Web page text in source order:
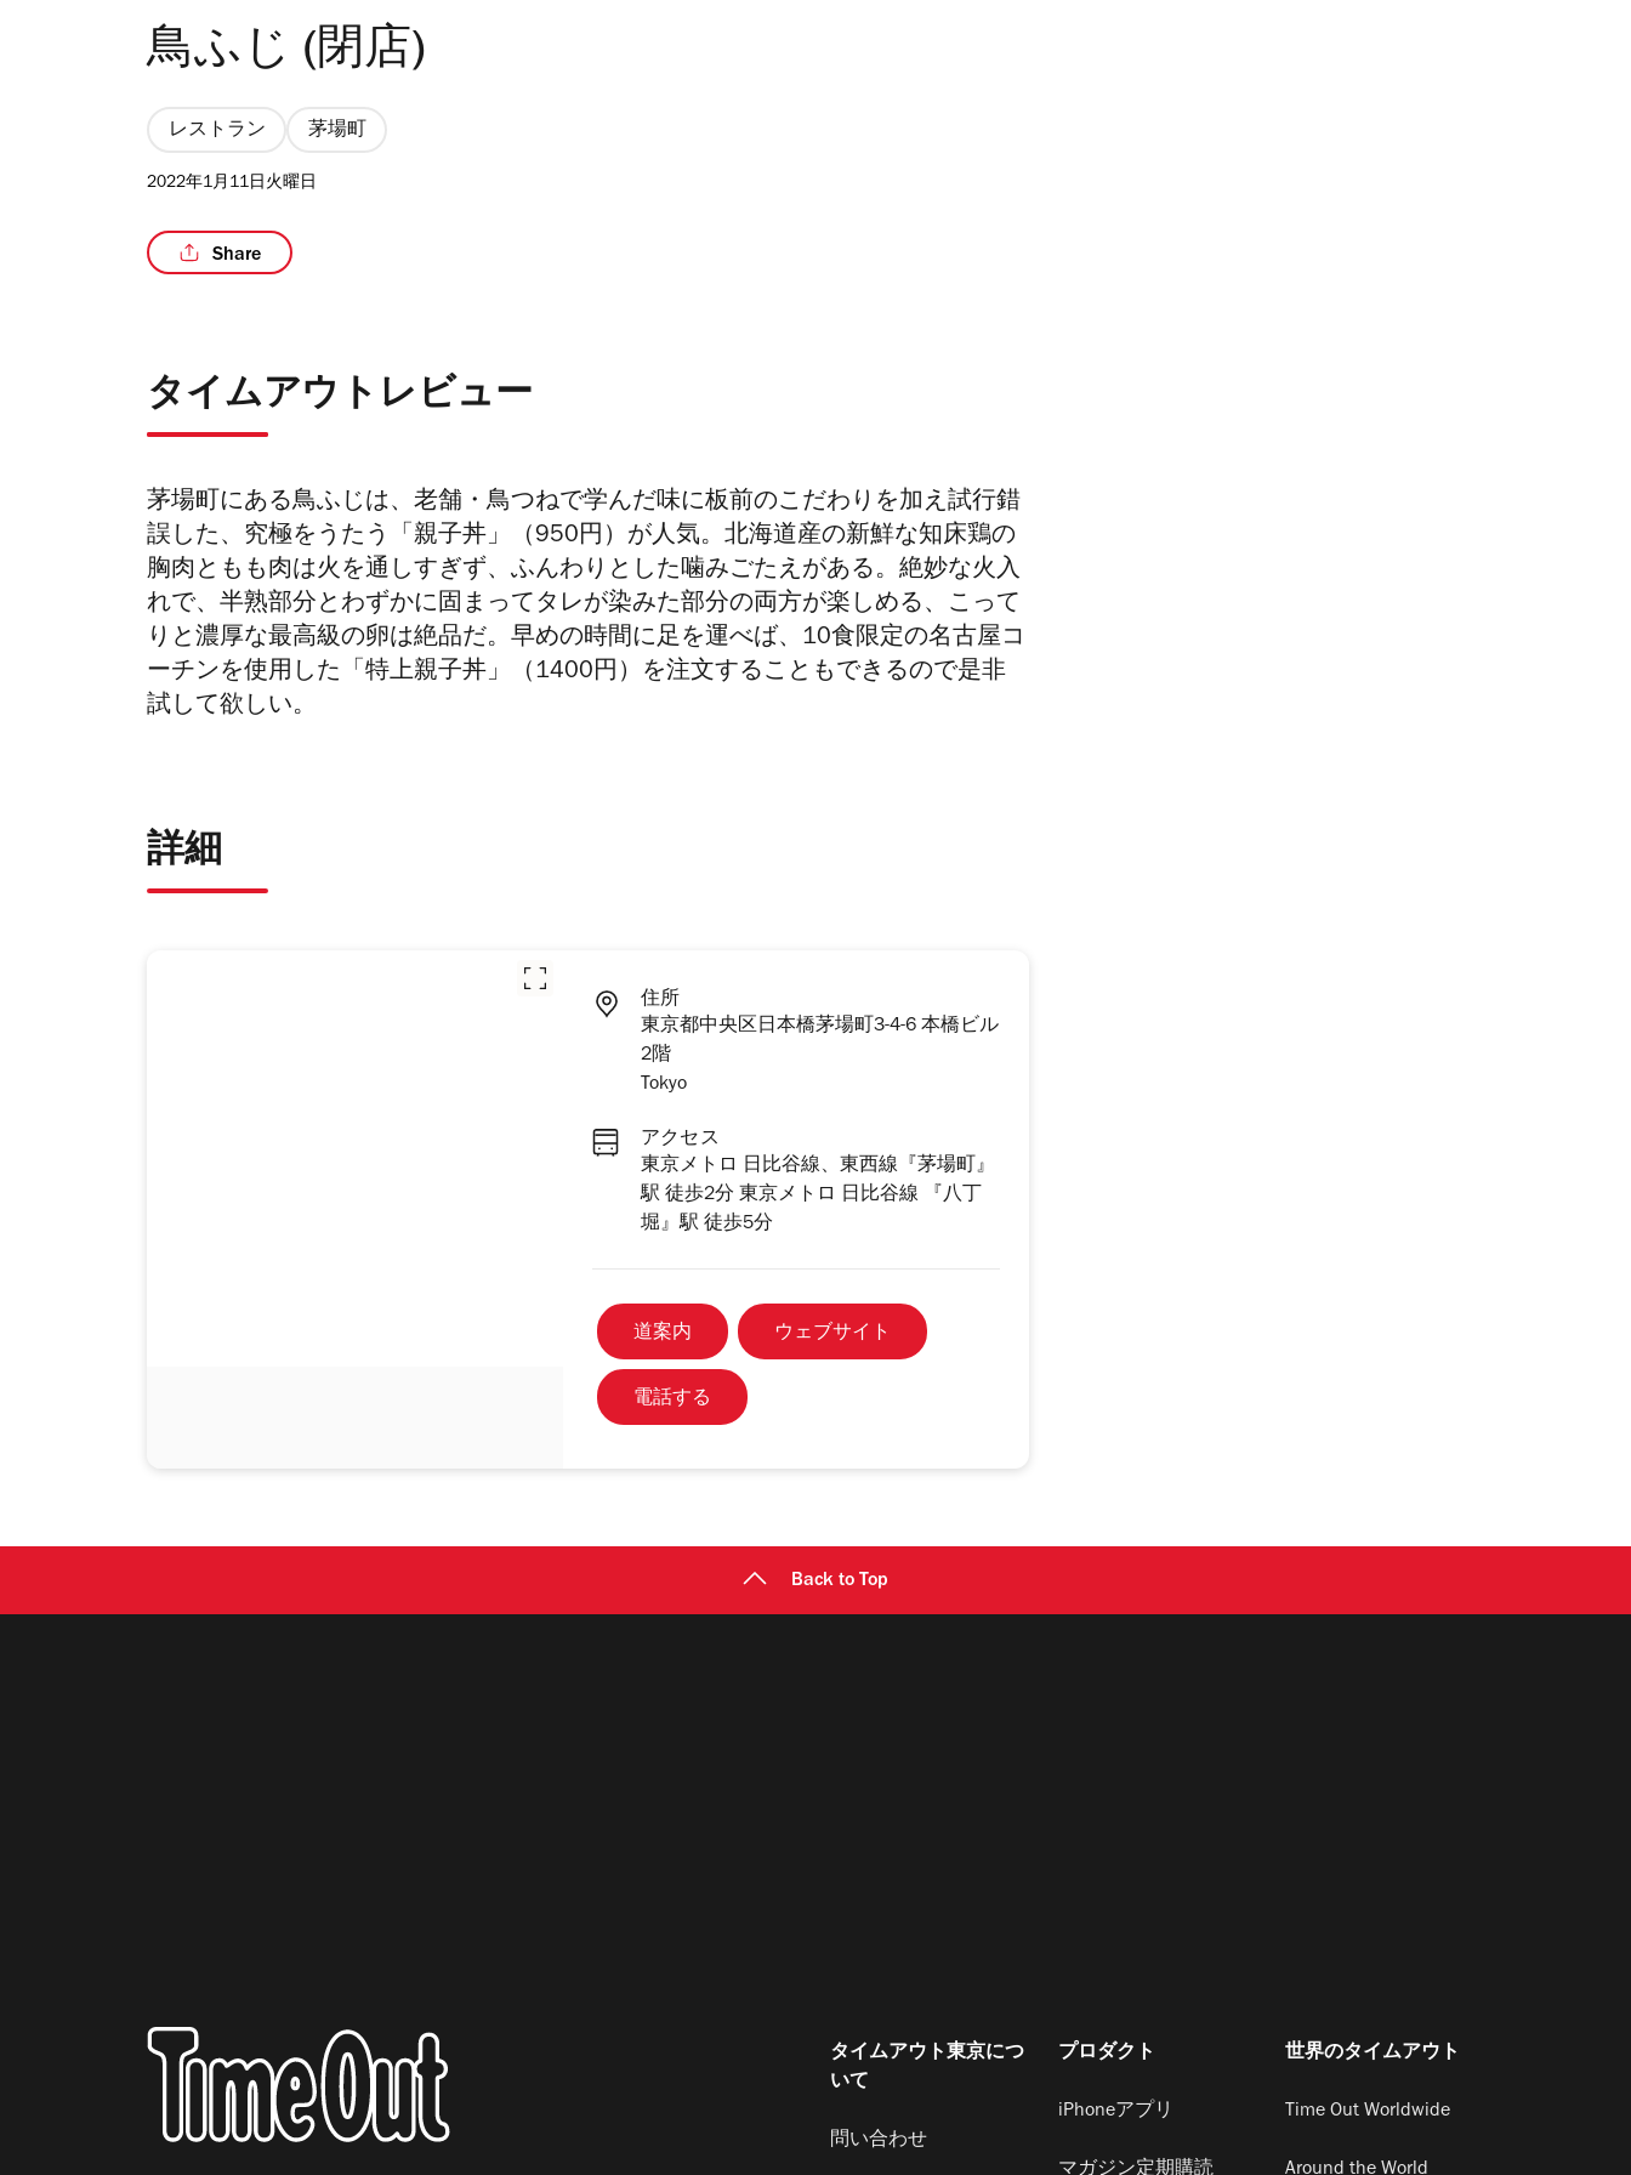
鳥ふじ (閉店)
レストラン 茅場町
2022年1月11日火曜日
Share
タイムアウトレビュー
茅場町にある鳥ふじは、老舗・鳥つねで学んだ味に板前のこだわりを加え試行錯
誤した、究極をうたう「親子丼」（950円）が人気。北海道産の新鮮な知床鶏の
胸肉ともも肉は火を通しすぎず、ふんわりとした噛みごたえがある。絶妙な火入
れで、半熟部分とわずかに固まってタレが染みた部分の両方が楽しめる、こって
りと濃厚な最高級の卵は絶品だ。早めの時間に足を運べば、10食限定の名古屋コ
ーチンを使用した「特上親子丼」（1400円）を注文することもできるので是非
試して欲しい。
詳細
住所
東京都中央区日本橋茅場町3-4-6 本橋ビル
2階
Tokyo
アクセス
東京メトロ 日比谷線、東西線『茅場町』
駅 徒歩2分 東京メトロ 日比谷線 『八丁
堀』駅 徒歩5分
道案内 ウェブサイト
電話する
Back to Top
タイムアウト東京につ
いて
問い合わせ
プロダクト
iPhoneアプリ
マガジン定期購読
世界のタイムアウト
Time Out Worldwide
Around the World